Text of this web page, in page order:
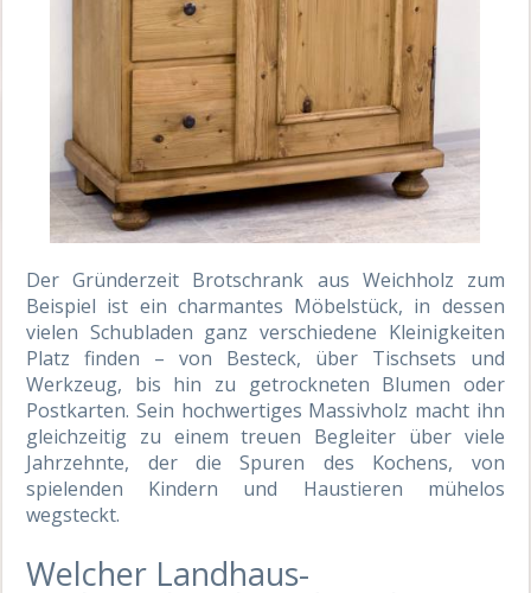
Der Gründerzeit Brotschrank aus Weichholz zum
Beispiel ist ein charmantes Möbelstück, in dessen
vielen Schubladen ganz verschiedene Kleinigkeiten
Platz finden – von Besteck, über Tischsets und
Werkzeug, bis hin zu getrockneten Blumen oder
Postkarten. Sein hochwertiges Massivholz macht ihn
gleichzeitig zu einem treuen Begleiter über viele
Jahrzehnte, der die Spuren des Kochens, von
spielenden Kindern und Haustieren mühelos
wegsteckt.
Welcher Landhaus-